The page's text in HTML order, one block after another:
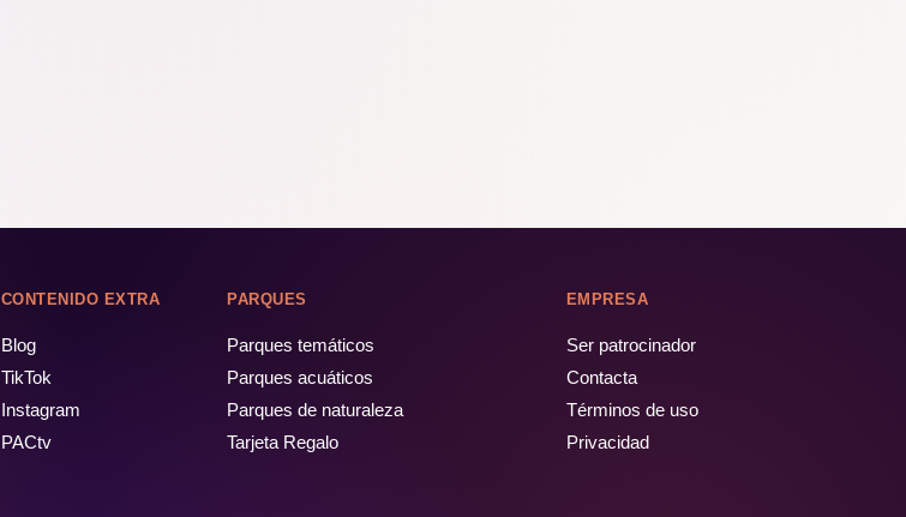
CONTENIDO EXTRA
Blog
TikTok
Instagram
PACtv
PARQUES
Parques temáticos
Parques acuáticos
Parques de naturaleza
Tarjeta Regalo
EMPRESA
Ser patrocinador
Contacta
Términos de uso
Privacidad